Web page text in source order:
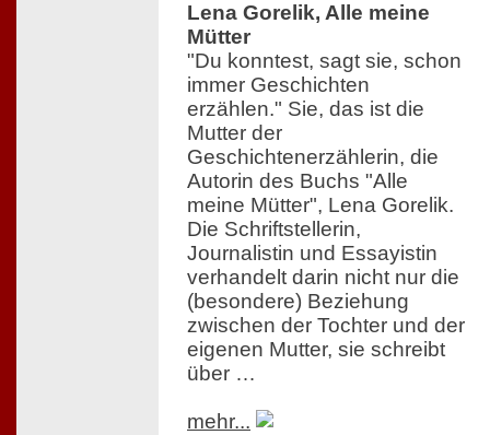
Lena Gorelik, Alle meine
Mütter
"Du konntest, sagt sie, schon
immer Geschichten
erzählen." Sie, das ist die
Mutter der
Geschichtenerzählerin, die
Autorin des Buchs "Alle
meine Mütter", Lena Gorelik.
Die Schriftstellerin,
Journalistin und Essayistin
verhandelt darin nicht nur die
(besondere) Beziehung
zwischen der Tochter und der
eigenen Mutter, sie schreibt
über …
mehr...